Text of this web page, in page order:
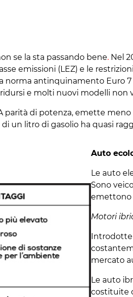
se la sta passando bene. Nel
emissioni (LEZ) e le
antinquinamento Euro
e molti nuovi modelli
di potenza, emette
un litro di gasolio ha quasi
Auto
Le auto
Sono
emettono
Motori
Introdotte
mercato
Le auto
costituite